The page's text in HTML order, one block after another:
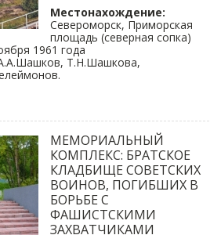
Местонахождение:
Североморск, Приморская
площадь (северная сопка)
1961 года
Т.Н.Шашкова,
МЕМОРИАЛЬНЫЙ
КОМПЛЕКС: БРАТСКОЕ
КЛАДБИЩЕ СОВЕТСКИХ
ВОИНОВ, ПОГИБШИХ В
БОРЬБЕ С
ФАШИСТСКИМИ
ЗАХВАТЧИКАМИ